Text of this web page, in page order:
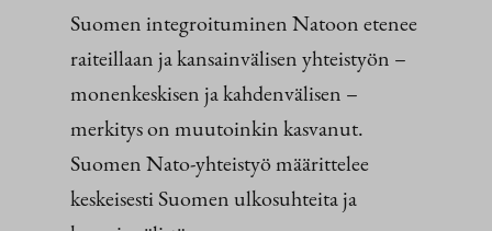
Suomen integroituminen Natoon etenee
raiteillaan ja kansainvälisen yhteistyön –
monenkeskisen ja kahdenvälisen –
merkitys on muutoinkin kasvanut.
Suomen Nato-yhteistyö määrittelee
keskeisesti Suomen ulkosuhteita ja